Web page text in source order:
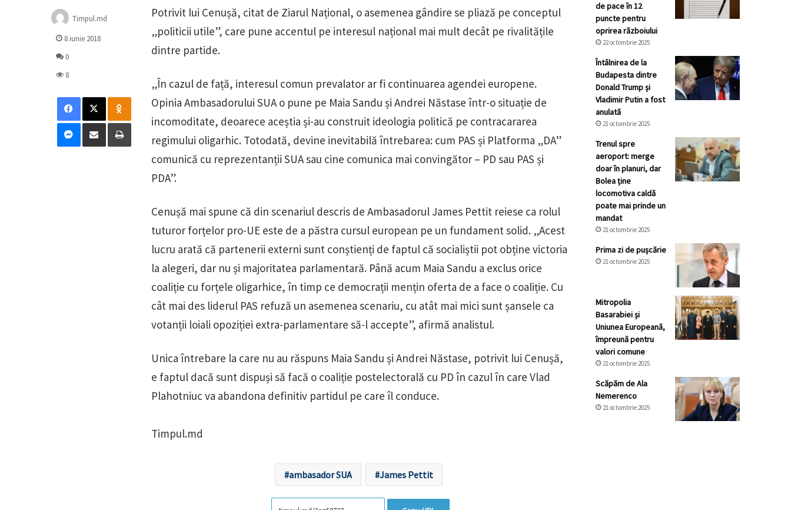
Potrivit lui Cenușă, citat de Ziarul Național, o asemenea gândire se pliază pe conceptul
„politicii utile”, care pune accentul pe interesul național mai mult decât pe rivalitățile
dintre partide.
„În cazul de față, interesul comun prevalator ar fi continuarea agendei europene.
Opinia Ambasadorului SUA o pune pe Maia Sandu și Andrei Năstase într-o situație de
incomoditate, deoarece aceștia și-au construit ideologia politică pe contracararea
regimului oligarhic. Totodată, devine inevitabilă întrebarea: cum PAS și Platforma „DA”
comunică cu reprezentanții SUA sau cine comunica mai convingător – PD sau PAS și
PDA”.
Cenușă mai spune că din scenariul descris de Ambasadorul James Pettit reiese ca rolul
tuturor forțelor pro-UE este de a păstra cursul european pe un fundament solid. „Acest
lucru arată că partenerii externi sunt conștienți de faptul că socialiștii pot obține victoria
la alegeri, dar nu și majoritatea parlamentară. Până acum Maia Sandu a exclus orice
coaliție cu forțele oligarhice, în timp ce democrații mențin oferta de a face o coaliție. Cu
cât mai des liderul PAS refuză un asemenea scenariu, cu atât mai mici sunt șansele ca
votanții loiali opoziției extra-parlamentare să-l accepte”, afirmă analistul.
Unica întrebare la care nu au răspuns Maia Sandu și Andrei Năstase, potrivit lui Cenușă,
e faptul dacă sunt dispuși să facă o coaliție postelectorală cu PD în cazul în care Vlad
Plahotniuc va abandona definitiv partidul pe care îl conduce.
Timpul.md
ambasador SUA James Pettit
Timpul.md
8 iunie 2018
0
8
Facebook
X Odnoklassniki
Messenger
Distribuie prin mail Tipărește
de pace în 12
puncte pentru
oprirea războiului
22 octombrie 2025
Întâlnirea de la
Budapesta dintre
Donald Trump și
Vladimir Putin a fost
anulată
21 octombrie 2025
Trenul spre
aeroport: merge
doar în planuri, dar
Bolea ține
locomotiva caldă
poate mai prinde un
mandat
21 octombrie 2025
Prima zi de pușcărie
21 octombrie 2025
Mitropolia
Basarabiei și
Uniunea Europeană,
împreună pentru
valori comune
21 octombrie 2025
Scăpăm de Ala
Nemerenco
21 octombrie 2025